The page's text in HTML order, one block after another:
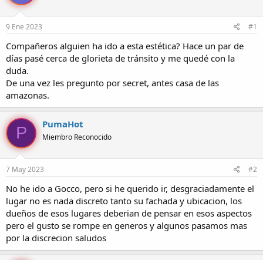
d
e
l
e
m
a
e
i
c
o
9 Ene 2023 #1
Compañeros alguien ha ido a esta estética? Hace un par de
días pasé cerca de glorieta de tránsito y me quedé con la
duda.
De una vez les pregunto por secret, antes casa de las
amazonas.
P PumaHot
Miembro Reconocido
7 May 2023 #2
No he ido a Gocco, pero si he querido ir, desgraciadamente el
lugar no es nada discreto tanto su fachada y ubicacion, los
dueños de esos lugares deberian de pensar en esos aspectos
pero el gusto se rompe en generos y algunos pasamos mas
por la discrecion saludos